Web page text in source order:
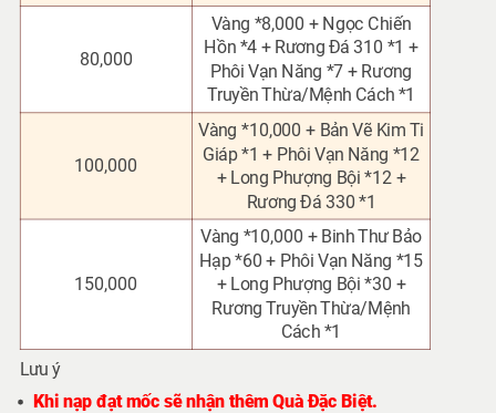
80,000
Vàng *8,000 + Ngọc Chiến
Hồn *4 + Rương Đá 310 *1 +
Phôi Vạn Năng *7 + Rương
Truyền Thừa/Mệnh Cách *1
100,000
Vàng *10,000 + Bản Vẽ Kim Ti
Giáp *1 + Phôi Vạn Năng *12
+ Long Phượng Bội *12 +
Rương Đá 330 *1
150,000
Vàng *10,000 + Binh Thư Bảo
Hạp *60 + Phôi Vạn Năng *15
+ Long Phượng Bội *30 +
Rương Truyền Thừa/Mệnh
Cách *1
Lưu ý
Khi nạp đạt mốc sẽ nhận thêm Quà Đặc Biệt.